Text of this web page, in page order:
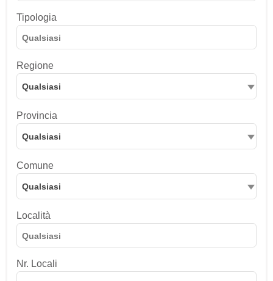
Tipologia
Regione
Qualsiasi
Provincia
Qualsiasi
Comune
Qualsiasi
Località
Nr. Locali